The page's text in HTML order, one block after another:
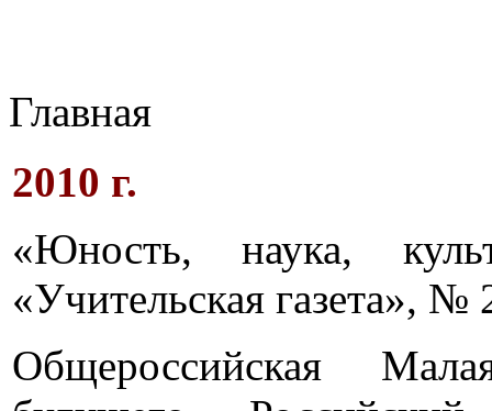
Главная
2010 г.
«Юность, наука,
«Учительская газета», №
Общероссийская